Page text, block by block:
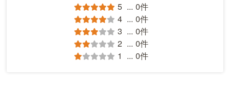
5 ... 0件
4 ... 0件
3 ... 0件
2 ... 0件
1 ... 0件